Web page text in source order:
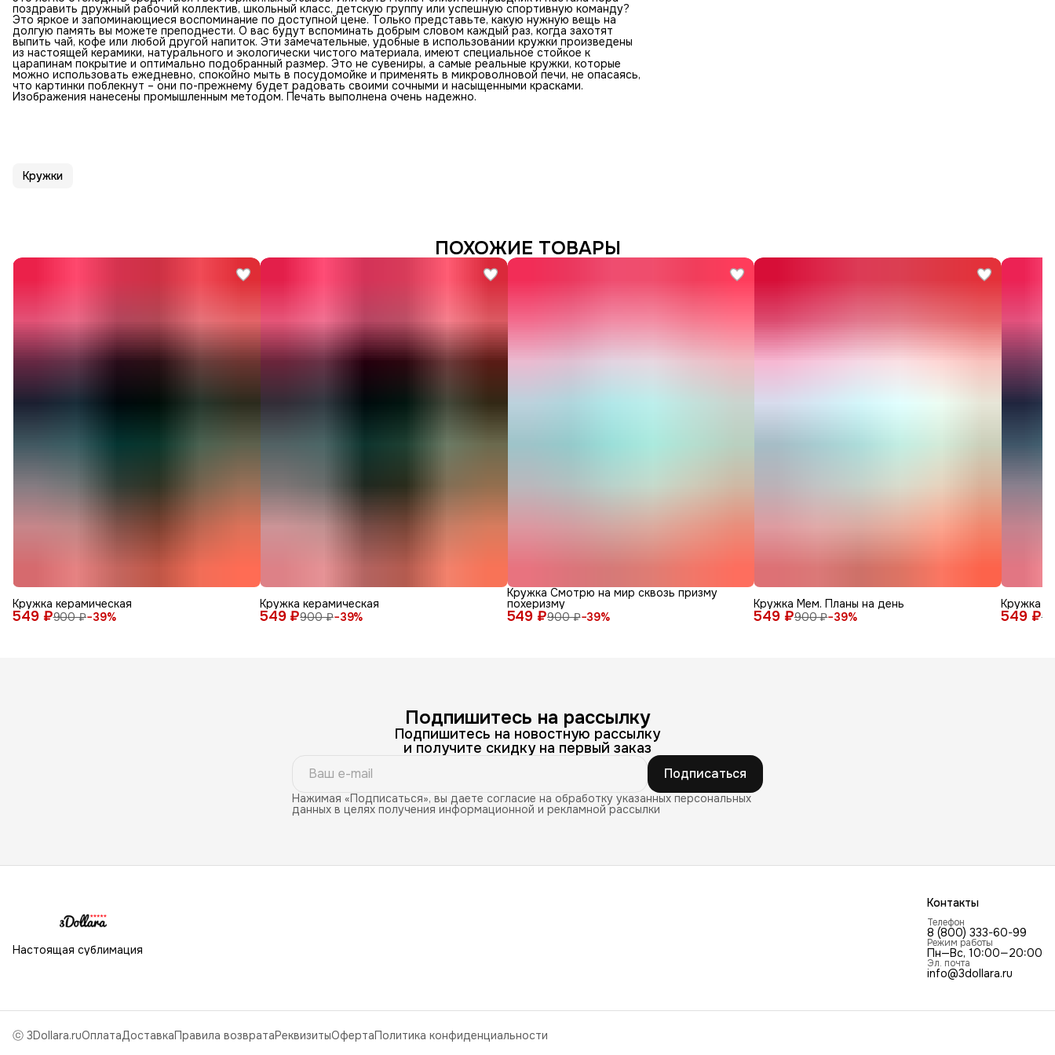
поздравить дружный рабочий коллектив, школьный класс, детскую группу или успешную спортивную команду?
Это яркое и запоминающиеся воспоминание по доступной цене. Только представьте, какую нужную вещь на
долгую память вы можете преподнести. О вас будут вспоминать добрым словом каждый раз, когда захотят
выпить чай, кофе или любой другой напиток. Эти замечательные, удобные в использовании кружки произведены
из настоящей керамики, натурального и экологически чистого материала, имеют специальное стойкое к
царапинам покрытие и оптимально подобранный размер. Это не сувениры, а самые реальные кружки, которые
можно использовать ежедневно, спокойно мыть в посудомойке и применять в микроволновой печи, не опасаясь,
что картинки поблекнут – они по-прежнему будет радовать своими сочными и насыщенными красками.
Изображения нанесены промышленным методом. Печать выполнена очень надежно.
Кружки
ПОХОЖИЕ ТОВАРЫ
549 ₽900 ₽−39%
Кружка керамическая
549 ₽900 ₽−39%
Кружка керамическая
549 ₽900 ₽−39%
Кружка Смотрю на мир сквозь призму
похеризму
549 ₽900 ₽−39%
Кружка Мем. Планы на день
549 ₽
Кружка
Подпишитесь на рассылку
Подпишитесь на новостную рассылку
и получите скидку на первый заказ
Подписаться
Нажимая «Подписаться», вы даете согласие на обработку указанных персональных
данных в целях получения информационной и рекламной рассылки
Настоящая сублимация
Контакты
Телефон
8 (800) 333-60-99
Режим работы
Пн—Вс, 10:00—20:00
Эл. почта
info@3dollara.ru
ⓒ 3Dollara.ruОплатаДоставкаПравила возвратаРеквизитыОфертаПолитика конфиденциальности